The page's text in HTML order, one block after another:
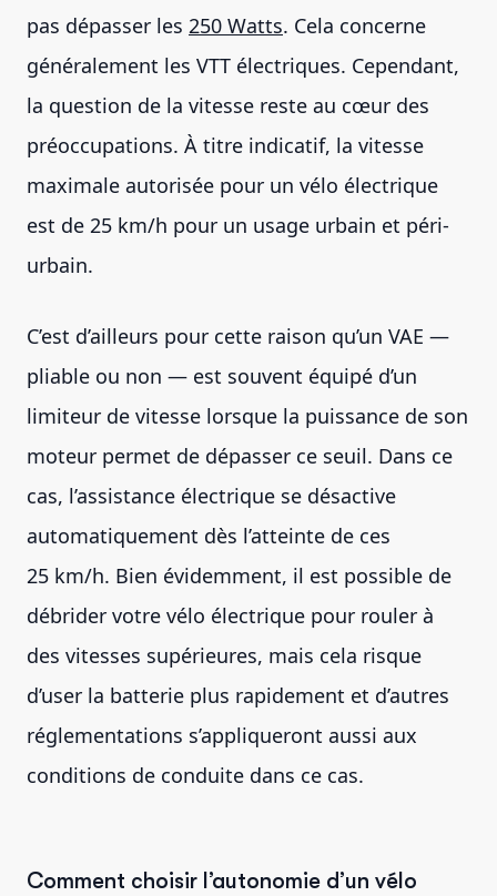
pas dépasser les 250 Watts. Cela concerne
généralement les VTT électriques. Cependant,
la question de la vitesse reste au cœur des
préoccupations. À titre indicatif, la vitesse
maximale autorisée pour un vélo électrique
est de 25 km/h pour un usage urbain et péri-
urbain.
C’est d’ailleurs pour cette raison qu’un VAE —
pliable ou non — est souvent équipé d’un
limiteur de vitesse lorsque la puissance de son
moteur permet de dépasser ce seuil. Dans ce
cas, l’assistance électrique se désactive
automatiquement dès l’atteinte de ces
25 km/h. Bien évidemment, il est possible de
débrider votre vélo électrique pour rouler à
des vitesses supérieures, mais cela risque
d’user la batterie plus rapidement et d’autres
réglementations s’appliqueront aussi aux
conditions de conduite dans ce cas.
Comment choisir l’autonomie d’un vélo